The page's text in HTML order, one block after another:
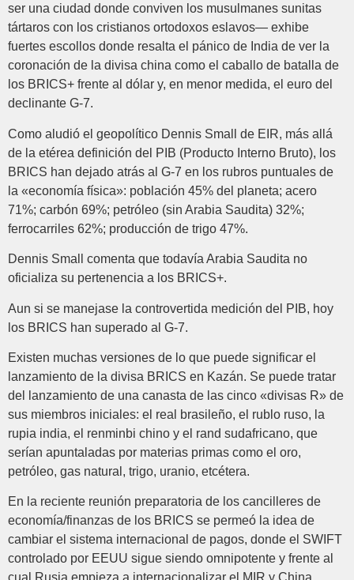
ser una ciudad donde conviven los musulmanes sunitas
tártaros con los cristianos ortodoxos eslavos— exhibe
fuertes escollos donde resalta el pánico de India de ver la
coronación de la divisa china como el caballo de batalla de
los BRICS+ frente al dólar y, en menor medida, el euro del
declinante G-7.
Como aludió el geopolítico Dennis Small de EIR, más allá
de la etérea definición del PIB (Producto Interno Bruto), los
BRICS han dejado atrás al G-7 en los rubros puntuales de
la «economía física»: población 45% del planeta; acero
71%; carbón 69%; petróleo (sin Arabia Saudita) 32%;
ferrocarriles 62%; producción de trigo 47%.
Dennis Small comenta que todavía Arabia Saudita no
oficializa su pertenencia a los BRICS+.
Aun si se manejase la controvertida medición del PIB, hoy
los BRICS han superado al G-7.
Existen muchas versiones de lo que puede significar el
lanzamiento de la divisa BRICS en Kazán. Se puede tratar
del lanzamiento de una canasta de las cinco «divisas R» de
sus miembros iniciales: el real brasileño, el rublo ruso, la
rupia india, el renminbi chino y el rand sudafricano, que
serían apuntaladas por materias primas como el oro,
petróleo, gas natural, trigo, uranio, etcétera.
En la reciente reunión preparatoria de los cancilleres de
economía/finanzas de los BRICS se permeó la idea de
cambiar el sistema internacional de pagos, donde el SWIFT
controlado por EEUU sigue siendo omnipotente y frente al